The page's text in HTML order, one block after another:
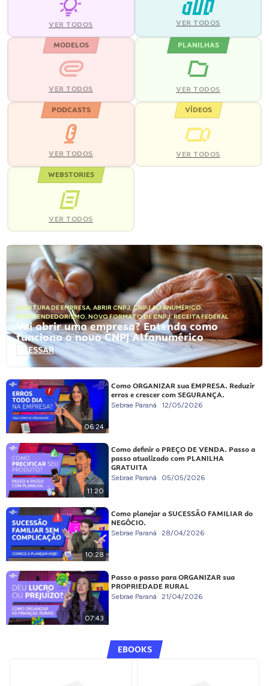
VER TODOS VER TODOS
MODELOS
VER TODOS
PLANILHAS
VER TODOS
PODCASTS
VER TODOS
VÍDEOS
VER TODOS
WEBSTORIES
VER TODOS
ABERTURA DE EMPRESA, ABRIR CNPJ,CNPJ ALFANUMÉRICO,
EMPREENDEDORISMO, NOVO FORMATO DE CNPJ,RECEITA FEDERAL
Vai abrir uma empresa? Entenda como
funciona o novo CNPJ Alfanumérico
ACESSAR
06:24
Como ORGANIZAR sua EMPRESA. Reduzir
erros e crescer com SEGURANÇA.
Sebrae Paraná 12/05/2026
11:20
Como definir o PREÇO DE VENDA. Passo a
passo atualizado com PLANILHA
GRATUITA
Sebrae Paraná 05/05/2026
10:28
Como planejar a SUCESSÃO FAMILIAR do
NEGÓCIO.
Sebrae Paraná 28/04/2026
07:43
Passo a passo para ORGANIZAR sua
PROPRIEDADE RURAL
Sebrae Paraná 21/04/2026
EBOOKS